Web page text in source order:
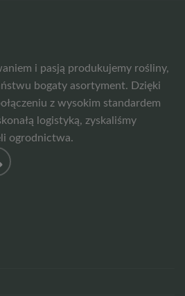
i pasją produkujemy rośliny,
bogaty asortyment. Dzięki
z wysokim standardem
logistyką, zyskaliśmy
ogrodnictwa.